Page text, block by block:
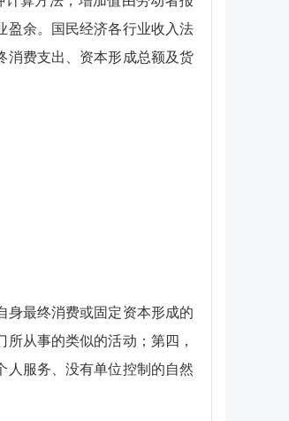
盈余。国民经济各行业收入法
消费支出、资本形成总额及货
最终消费或固定资本形成的
从事的类似的活动；第四，
人服务、没有单位控制的自然